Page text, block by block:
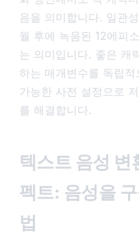
음을 의미합니다. 일관
월 후에 녹음된 12에피
는 의미입니다. 좋은 캐
하는 매개변수를 독립
가능한 사전 설정으로
를 해결합니다.
텍스트 음성 변
펙트: 음성을
법